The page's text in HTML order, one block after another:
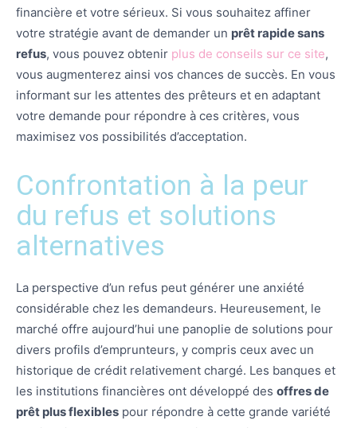
financière et votre sérieux. Si vous souhaitez affiner
votre stratégie avant de demander un prêt rapide sans
refus, vous pouvez obtenir plus de conseils sur ce site,
vous augmenterez ainsi vos chances de succès. En vous
informant sur les attentes des prêteurs et en adaptant
votre demande pour répondre à ces critères, vous
maximisez vos possibilités d’acceptation.
Confrontation à la peur
du refus et solutions
alternatives
La perspective d’un refus peut générer une anxiété
considérable chez les demandeurs. Heureusement, le
marché offre aujourd’hui une panoplie de solutions pour
divers profils d’emprunteurs, y compris ceux avec un
historique de crédit relativement chargé. Les banques et
les institutions financières ont développé des offres de
prêt plus flexibles pour répondre à cette grande variété